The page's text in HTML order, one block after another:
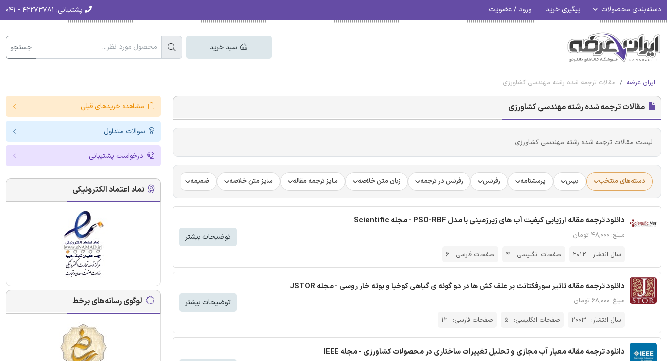
دسته‌بندی محصولات پیگیری خرید ورود / عضویت پشتیبانی:
سبد خرید جستجو
ایران عرضه مقالات ترجمه شده رشته مهندسی کشاورزی
مقالات ترجمه شده رشته مهندسی کشاورزی
لیست مقالات ترجمه شده رشته مهندسی کشاورزی
دسته‌های منتخب بیس پرسشنامه رفرنس رفرنس در ترجمه زبان متن خلاصه سایز ترجمه مقاله سایز متن خلاصه ضمیمه فرضیه فرمت ترجمه مقاله فرمت مقاله انگلیسی
دانلود ترجمه مقاله ارزیابی کیفیت آب های زیرزمینی با مدل PSO-RBF - مجله Scientific
مبلغ: ۴۸,۰۰۰ تومان
سال انتشار: 2012 صفحات انگلیسی: 4 صفحات فارسی: 6
توضیحات بیشتر
دانلود ترجمه مقاله تاثیر سورفکتانت بر علف کش ها در دو گونه ی گیاهی کوخیا و بوته خار روسی - مجله JSTOR
مبلغ: ۶۸,۰۰۰ تومان
سال انتشار: 2003 صفحات انگلیسی: 5 صفحات فارسی: 12
توضیحات بیشتر
دانلود ترجمه مقاله معیار آب مجازی و تحلیل تغییرات ساختاری در محصولات کشاورزی - مجله IEEE
مشاهده خریدهای قبلی
سوالات متداول
درخواست پشتیبانی
نماد اعتماد الکترونیکی
لوگوی رسانه‌های برخط